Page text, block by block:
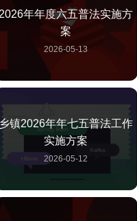
2026年年度六五普法实施方
案
2026-05-13
乡镇2026年年七五普法工作
实施方案
2026-05-12